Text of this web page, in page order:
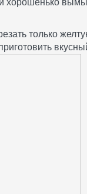
хорошенько
только